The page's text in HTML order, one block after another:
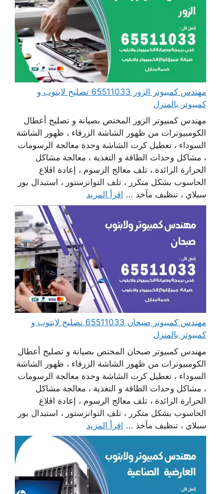
مهندس كمبيوتر الزور 65511033 تصليح لابتوب و
كمبيوتر بالمنزل
مهندس كمبيوتر الزور المختص بصيانة و تصليح أعطال
الكومبيوترات من ظهور الشاشة الزرقاء ، ظهور الشاشة
السوداء ، تعطيل كرت الشاشة وحدة معالجة الرسومات
، مشاكل وحدات الطاقة و التغذية ، معالجة مشاكل
الحرارة الزائدة ، تلف معالج الرسوم ، إعادة اقلاع
الحاسوب بشكل متكرر ، تلف التوانزستور ، استبدال بور
سبلاي ، تنظيف مآخذ ... اقرأ المزيد
مهندس كمبيوتر صبحان 65511033 تصليح لابتوب و
كمبيوتر بالمنزل
مهندس كمبيوتر صبحان المختص بصيانة و تصليح أعطال
الكومبيوترات من ظهور الشاشة الزرقاء ، ظهور الشاشة
السوداء ، تعطيل كرت الشاشة وحدة معالجة الرسومات
، مشاكل وحدات الطاقة و التغذية ، معالجة مشاكل
الحرارة الزائدة ، تلف معالج الرسوم ، إعادة اقلاع
الحاسوب بشكل متكرر ، تلف التوانزستور ، استبدال بور
سبلاي ، تنظيف مآخذ ... اقرأ المزيد